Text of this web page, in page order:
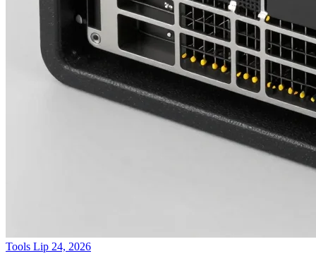
Tools Lip 24, 2026